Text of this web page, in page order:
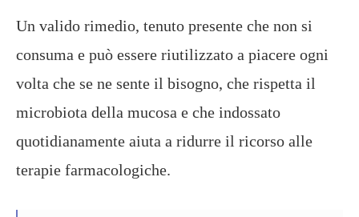
Un valido rimedio, tenuto presente che non si
consuma e può essere riutilizzato a piacere ogni
volta che se ne sente il bisogno, che rispetta il
microbiota della mucosa e che indossato
quotidianamente aiuta a ridurre il ricorso alle
terapie farmacologiche.